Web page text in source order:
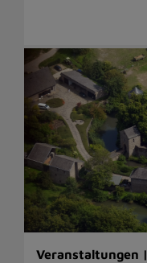
Veranstaltungen |